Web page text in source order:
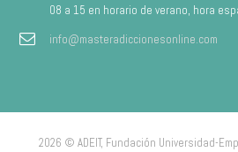
08 a 15 en horario de verano, hora
info@masteradiccionesonline.com
2026 © ADEIT, Fundación Universidad-